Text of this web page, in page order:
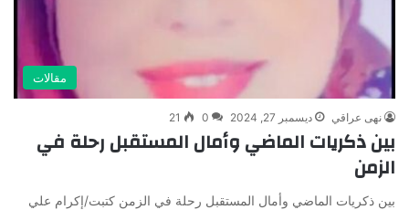
مقالات
نهى عراقي ديسمبر 27, 2024 0
21
بين ذكريات الماضي وأمال المستقبل رحلة في
الزمن
بين ذكريات الماضي وأمال المستقبل رحلة في الزمن كتبت/إكرام علي